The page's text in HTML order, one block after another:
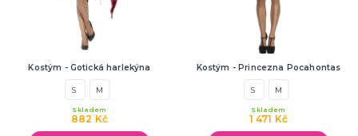
Kostým - Gotická harlekýna
S M
882 Kč
Skladem
Kostým - Princezna Pocahontas
S M
1 471 Kč
Skladem